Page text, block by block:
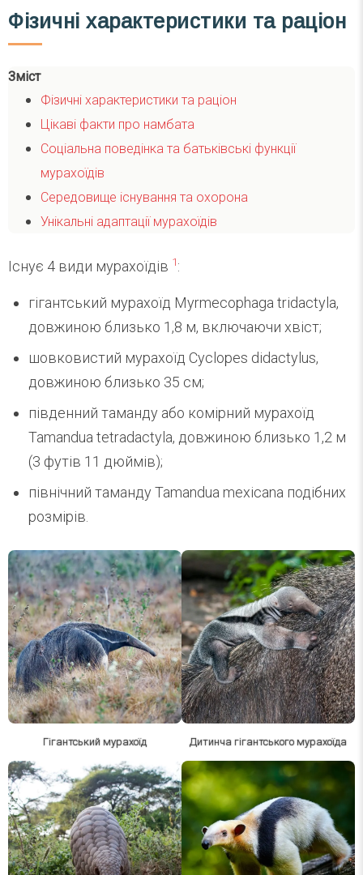
Фізичні характеристики та раціон
Зміст
Фізичні характеристики та раціон
Цікаві факти про намбата
Соціальна поведінка та батьківські функції
мурахоїдів
Середовище існування та охорона
Унікальні адаптації мурахоїдів
Існує 4 види мурахоїдів 1:
гігантський мурахоїд Myrmecophaga tridactyla,
довжиною близько 1,8 м, включаючи хвіст;
шовковистий мурахоїд Cyclopes didactylus,
довжиною близько 35 см;
південний таманду або комірний мурахоїд
Tamandua tetradactyla, довжиною близько 1,2 м
(3 футів 11 дюймів);
північний таманду Tamandua mexicana подібних
розмірів.
Гігантський мурахоїд Дитинча гігантського мурахоїда